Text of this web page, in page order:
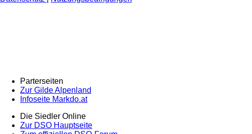
Parterseiten
Zur Gilde Alpenland
Infoseite Markdo.at
Die Siedler Online
Zur DSO Hauptseite